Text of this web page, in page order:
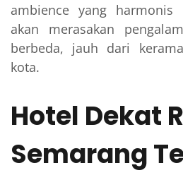
ambience yang harmonis
akan merasakan
berbeda, jauh dari
kota.
Hotel Dekat
Semarang